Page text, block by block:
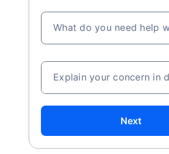
What do you need help
Explain your concern in
Next